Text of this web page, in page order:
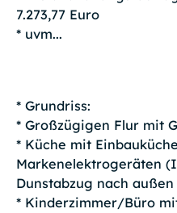
7.273,77 Euro
* uvm...
* Grundriss:
* Großzügigen Flur mit
* Küche mit
Markenelektrogeräten
Dunstabzug nach außen
* Kinderzimmer/Büro